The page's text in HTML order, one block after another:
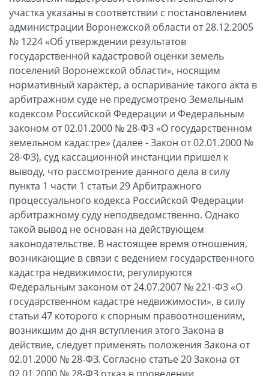
участка указаны в соответствии с постановлением
администрации Воронежской области от 28.12.2005
№ 1224 «Об утверждении результатов
государственной кадастровой оценки земель
поселений Воронежской области», носящим
нормативный характер, а оспаривание такого акта в
арбитражном суде не предусмотрено Земельным
кодексом Российской Федерации и Федеральным
законом от 02.01.2000 № 28-ФЗ «О государственном
земельном кадастре» (далее - Закон от 02.01.2000 №
28-ФЗ), суд кассационной инстанции пришел к
выводу, что рассмотрение данного дела в силу
пункта 1 части 1 статьи 29 Арбитражного
процессуального кодекса Российской Федерации
арбитражному суду неподведомственно. Однако
такой вывод не основан на действующем
законодательстве. В настоящее время отношения,
возникающие в связи с ведением государственного
кадастра недвижимости, регулируются
Федеральным законом от 24.07.2007 № 221-ФЗ «О
государственном кадастре недвижимости», в силу
статьи 47 которого к спорным правоотношениям,
возникшим до дня вступления этого Закона в
действие, следует применять положения Закона от
02.01.2000 № 28-ФЗ. Согласно статье 20 Закона от